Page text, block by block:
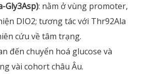
Gly3Asp): nằm ở vùng promoter,
DIO2; tương tác với Thr92Ala
cứu về tâm trạng.
đến chuyển hoá glucose và
vài cohort châu Âu.